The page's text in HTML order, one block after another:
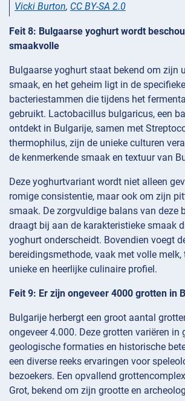
Vicki Burton, CC BY-SA 2.0
Feit 8: Bulgaarse yoghurt wordt
smaakvolle
Bulgaarse yoghurt staat bekend om zijn
smaak, en het geheim ligt in de specifieke
bacteriestammen die tijdens het
gebruikt. Lactobacillus bulgaricus, een
ontdekt in Bulgarije, samen met
thermophilus, zijn de unieke culturen
de kenmerkende smaak en textuur van
Deze yoghurtvariant wordt niet alleen
romige consistentie, maar ook om zijn
smaak. De zorgvuldige balans van deze
draagt bij aan de karakteristieke smaak
yoghurt onderscheidt. Bovendien voegt
bereidingsmethode, vaak met volle melk,
unieke en heerlijke culinaire profiel.
Feit 9: Er zijn ongeveer 4000 grotten in
Bulgarije herbergt een groot aantal
ongeveer 4.000. Deze grotten variëren in
geologische formaties en historische
een diverse reeks ervaringen voor
bezoekers. Een opvallend
Grot, bekend om zijn grootte en